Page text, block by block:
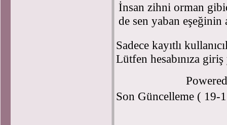
İnsan zihni orman
de sen yaban eşeğinin
Sadece kayıtlı
Lütfen hesabınıza
Son Güncelleme ( 19-